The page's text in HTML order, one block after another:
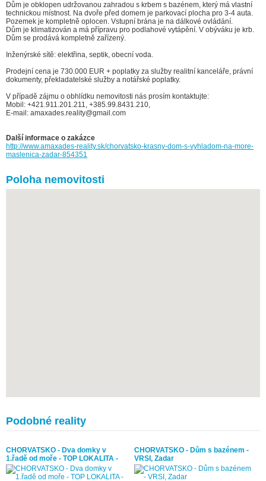
Dům je obklopen udržovanou zahradou s krbem s bazénem, který má vlastní
technickou místnost. Na dvoře před domem je parkovací plocha pro 3-4 auta.
Pozemek je kompletně oplocen. Vstupní brána je na dálkové ovládání.
Dům je klimatizován a má přípravu pro podlahové vytápění. V obýváku je krb.
Dům se prodává kompletně zařízený.
Inženýrské sítě: elektřina, septik, obecní voda.
Prodejní cena je 730.000 EUR + poplatky za služby realitní kanceláře, právní
dokumenty, překladatelské služby a notářské poplatky.
V případě zájmu o obhlídku nemovitosti nás prosím kontaktujte:
Mobil: +421.911.201.211, +385.99.8431.210,
E-mail: amaxades.reality@gmail.com
Další informace o zakázce
http://www.amaxades-reality.sk/chorvatsko-krasny-dom-s-vyhladom-na-more-
maslenica-zadar-854351
Poloha nemovitosti
Podobné reality
CHORVATSKO - Dva domky v
1.řadě od moře - TOP LOKALITA -
VRSI
CHORVATSKO - Dům s bazénem -
VRSI, Zadar